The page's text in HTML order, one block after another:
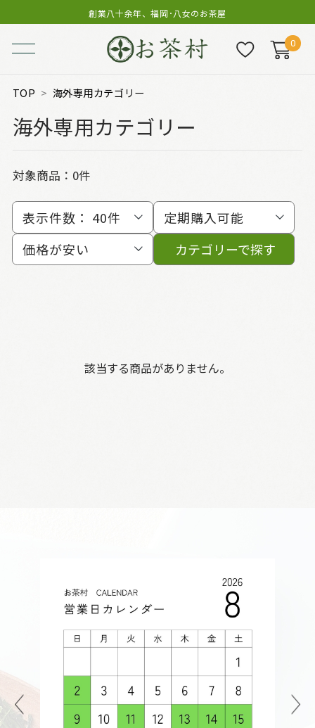
創業八十余年、福岡･八女のお茶屋
0
TOP 海外専用カテゴリー
海外専用カテゴリー
対象商品：0件
表示件数： 40件
定期購入可能
価格が安い
カテゴリーで探す
該当する商品がありません。